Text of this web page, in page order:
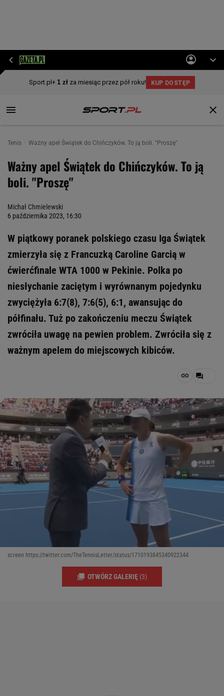
Tenis Ważny apel Świątek do Chińczyków. To ją boli. "Proszę"
Ważny apel Świątek do Chińczyków. To ją
boli. "Proszę"
Michał Chmielewski
6 października 2023, 16:30
W piątkowy poranek polskiego czasu Iga Świątek
zmierzyła się z Francuzką Caroline Garcią w
ćwierćfinale WTA 1000 w Pekinie. Polka po
niesłychanie zaciętym i wyrównanym pojedynku
zwyciężyła 6:7(8), 7:6(5), 6:1, awansując do
półfinału. Tuż po zakończeniu meczu Świątek
zwróciła uwagę na pewien problem. Zwróciła się z
ważnym apelem do miejscowych kibiców.
screen https://twitter.com/TheTennisLetter/status/1710193845340922344
OTWÓRZ GALERIĘ (3)